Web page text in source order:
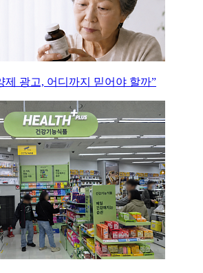
제 광고, 어디까지 믿어야 할까”